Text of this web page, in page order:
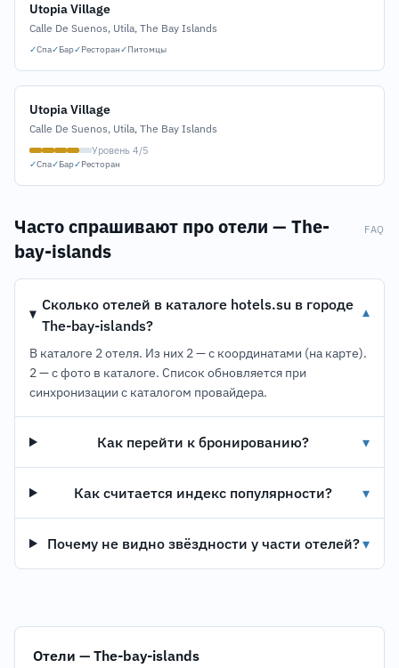
Utopia Village
Calle De Suenos, Utila, The Bay Islands
✓Спа✓Бар✓Ресторан✓Питомцы
Utopia Village
Calle De Suenos, Utila, The Bay Islands
Уровень 4/5
✓Спа✓Бар✓Ресторан
Часто спрашивают про отели — The-
bay-islands
FAQ
Сколько отелей в каталоге hotels.su в городе
The-bay-islands?
▾
В каталоге 2 отеля. Из них 2 — с координатами (на карте).
2 — с фото в каталоге. Список обновляется при
синхронизации с каталогом провайдера.
Как перейти к бронированию? ▾
Как считается индекс популярности? ▾
Почему не видно звёздности у части отелей?▾
Отели — The-bay-islands